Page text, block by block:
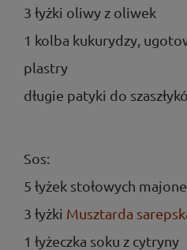
3 łyżki oliwy z oliwek
1 kolba kukurydzy,
plastry
długie patyki do
Sos:
5 łyżek stołowych
3 łyżki Musztarda
1 łyżeczka soku z cytryny